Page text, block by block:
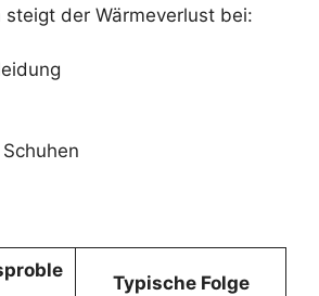
steigt der Wärmeverlust bei:
Typische Folge